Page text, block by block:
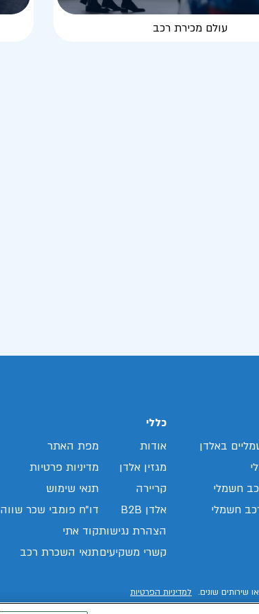
עולם מכירת רכב
באלדן
חשמלי
חשמלי
כללי
אודות
מגזין אלדן
קריירה
אלדן B2B
הצהרת נגישות
קשרי משקיעים
מפת האתר
מדיניות פרטיות
תנאי שימוש
דו"ח פומבי שכר שווה
קוד אתי
תנאי השכרת רכב
שירותים שונים. למדיניות הפרטיות